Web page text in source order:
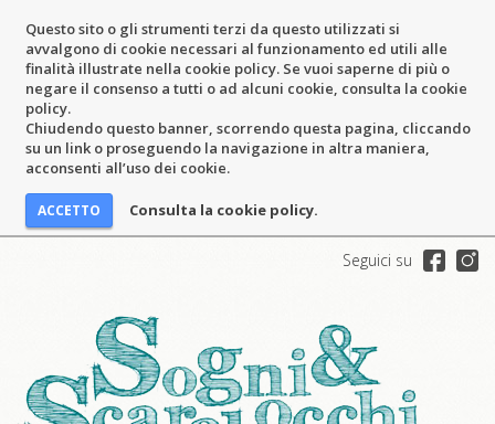
Questo sito o gli strumenti terzi da questo utilizzati si
avvalgono di cookie necessari al funzionamento ed utili alle
finalità illustrate nella cookie policy. Se vuoi saperne di più o
negare il consenso a tutti o ad alcuni cookie, consulta la cookie
policy.
Chiudendo questo banner, scorrendo questa pagina, cliccando
su un link o proseguendo la navigazione in altra maniera,
acconsenti all’uso dei cookie.
Consulta la cookie policy.
Seguici su